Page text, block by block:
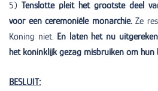
5) Tenslotte pleit het grootste deel
voor een ceremoniële monarchie.Ze
Koning niet. En laten het nu
het koninklijk gezag misbruiken om
BESLUIT: